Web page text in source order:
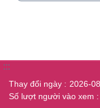
:::
Thay đổi ngày
2026-
Số lượt người vào xem